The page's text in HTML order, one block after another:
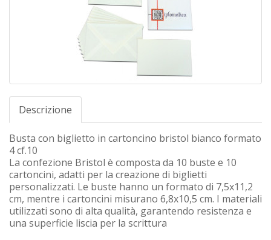
Descrizione
Busta con biglietto in cartoncino bristol bianco formato
4 cf.10
La confezione Bristol è composta da 10 buste e 10
cartoncini, adatti per la creazione di biglietti
personalizzati. Le buste hanno un formato di 7,5x11,2
cm, mentre i cartoncini misurano 6,8x10,5 cm. I materiali
utilizzati sono di alta qualità, garantendo resistenza e
una superficie liscia per la scrittura